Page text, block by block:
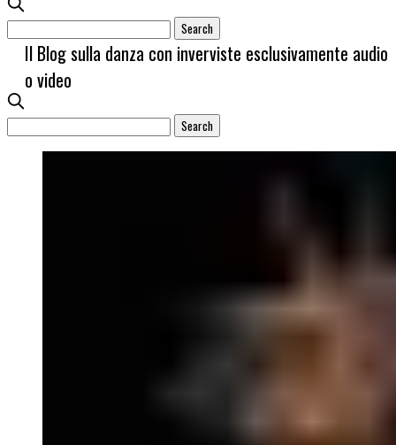
Il Blog sulla danza con inverviste esclusivamente audio
o video